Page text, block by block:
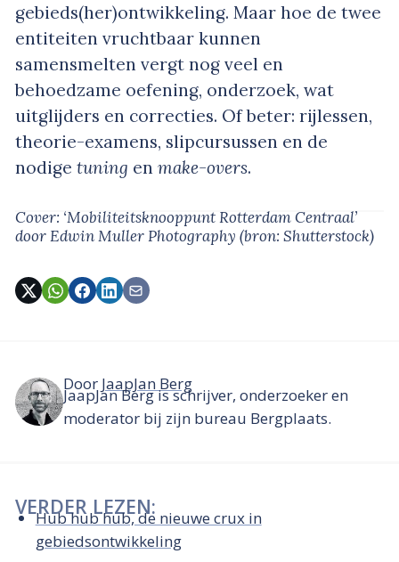
gebieds(her)ontwikkeling. Maar hoe de twee
entiteiten vruchtbaar kunnen
samensmelten vergt nog veel en
behoedzame oefening, onderzoek, wat
uitglijders en correcties. Of beter: rijlessen,
theorie-examens, slipcursussen en de
nodige tuning en make-overs.
Cover: ‘Mobiliteitsknooppunt Rotterdam Centraal’
door Edwin Muller Photography (bron: Shutterstock)
Door JaapJan Berg
JaapJan Berg is schrijver, onderzoeker en
moderator bij zijn bureau Bergplaats.
VERDER LEZEN:
Hub hub hub, de nieuwe crux in
gebiedsontwikkeling